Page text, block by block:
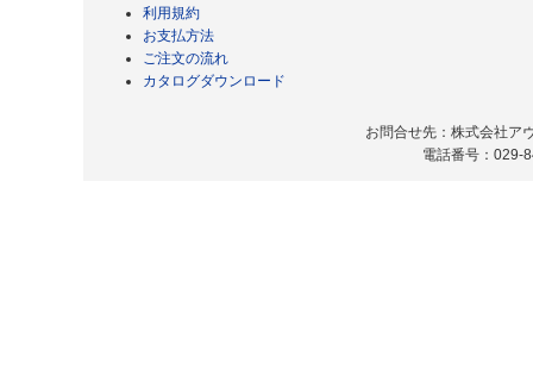
利用規約
お支払方法
ご注文の流れ
カタログダウンロード
お問合せ先：株式会社ア
電話番号：